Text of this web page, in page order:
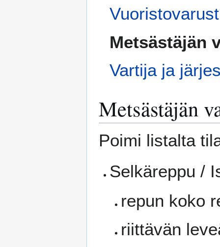
Metsästäjän
Vartija ja
Metsästäjän
Poimi listalta
Selkäreppu /
repun koko
riittävän